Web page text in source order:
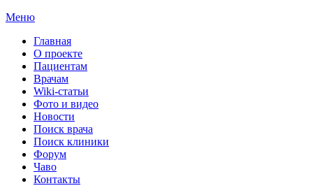
Меню
Главная
О проекте
Пациентам
Врачам
Wiki-статьи
Фото и видео
Новости
Поиск врача
Поиск клиники
Форум
Чаво
Контакты